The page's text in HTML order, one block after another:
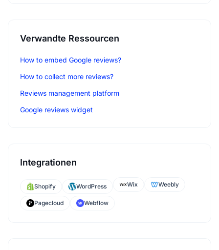
Verwandte Ressourcen
How to embed Google reviews?
How to collect more reviews?
Reviews management platform
Google reviews widget
Integrationen
Shopify WordPress Wix Weebly
Pagecloud Webflow